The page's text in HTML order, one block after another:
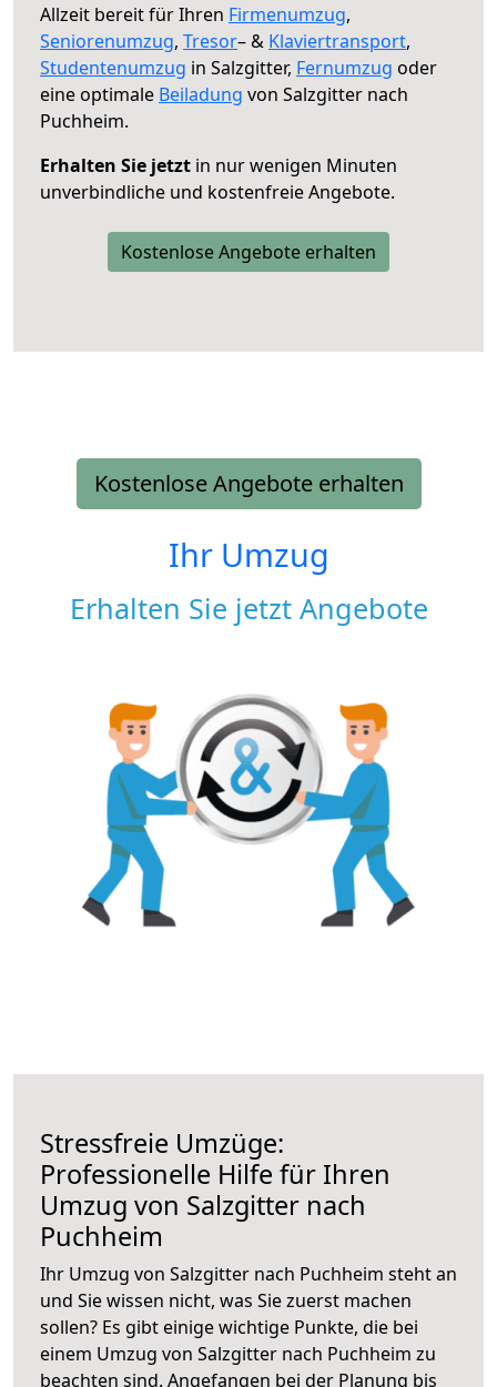
Allzeit bereit für Ihren Firmenumzug,
Seniorenumzug, Tresor– & Klaviertransport,
Studentenumzug in Salzgitter, Fernumzug oder
eine optimale Beiladung von Salzgitter nach
Puchheim.
Erhalten Sie jetzt in nur wenigen Minuten
unverbindliche und kostenfreie Angebote.
Kostenlose Angebote erhalten
Kostenlose Angebote erhalten
Ihr Umzug
Erhalten Sie jetzt Angebote
Stressfreie Umzüge:
Professionelle Hilfe für Ihren
Umzug von Salzgitter nach
Puchheim
Ihr Umzug von Salzgitter nach Puchheim steht an
und Sie wissen nicht, was Sie zuerst machen
sollen? Es gibt einige wichtige Punkte, die bei
einem Umzug von Salzgitter nach Puchheim zu
beachten sind. Angefangen bei der Planung bis